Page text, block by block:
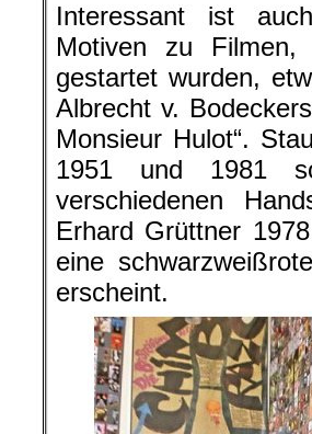
Interessant ist
Motiven zu
gestartet wurden,
Albrecht v.
Monsieur Hulot“.
1951 und 1981
verschiedenen
Erhard Grüttner
eine
erscheint.